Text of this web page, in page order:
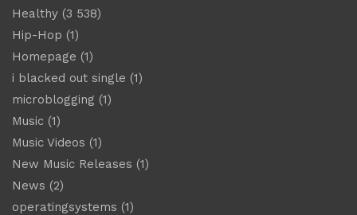
Healthy (3 538)
Hip-Hop (1)
Homepage (1)
i blacked out single (1)
microblogging (1)
Music (1)
Music Videos (1)
New Music Releases (1)
News (2)
operatingsystems (1)